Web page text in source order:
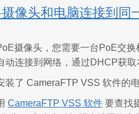
像头和电脑连接到同
摄像头，您需要一台PoE交
动连接到网络，通过DHCP获取
装了 CameraFTP VSS 软件的
CameraFTP VSS 软件 要查找